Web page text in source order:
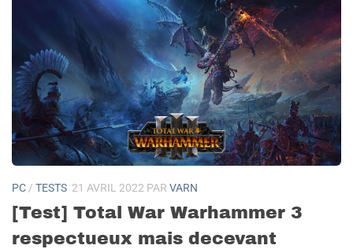
PC / TESTS 21 AVRIL 2022 PAR VARN
[Test] Total War Warhammer 3
respectueux mais decevant